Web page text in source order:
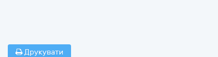
Друкувати